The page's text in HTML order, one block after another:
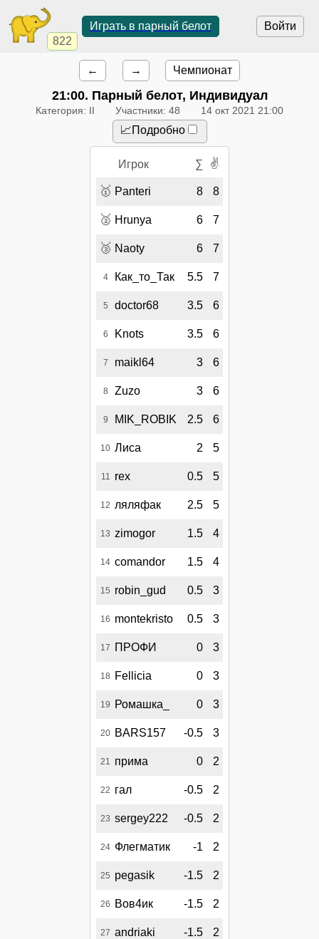
822
Войти
Играть в парный белот
← → Чемпионат
21:00. Парный белот, Индивидуал
Категория: II Участники: 48 14 окт 2021 21:00
📈Подробно
Игрок ∑ ✌
🥇 Panteri 8 8
🥈 Hrunya 6 7
🥉 Naoty 6 7
4 Как_то_Так 5.5 7
5 doctor68 3.5 6
6 Knots 3.5 6
7 maikl64 3 6
8 Zuzo 3 6
9 MIK_ROBIK 2.5 6
10 Лиса 2 5
11 rex 0.5 5
12 ляляфак 2.5 5
13 zimogor 1.5 4
14 comandor 1.5 4
15 robin_gud 0.5 3
16 montekristo 0.5 3
17 ПРОФИ 0 3
18 Fellicia 0 3
19 Ромашка_ 0 3
20 BARS157 -0.5 3
21 прима 0 2
22 гал -0.5 2
23 sergey222 -0.5 2
24 Флегматик -1 2
25 pegasik -1.5 2
26 Вов4ик -1.5 2
27 andriaki -1.5 2